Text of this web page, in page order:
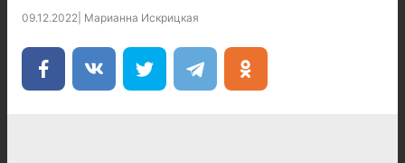
09.12.2022 Марианна Искрицкая